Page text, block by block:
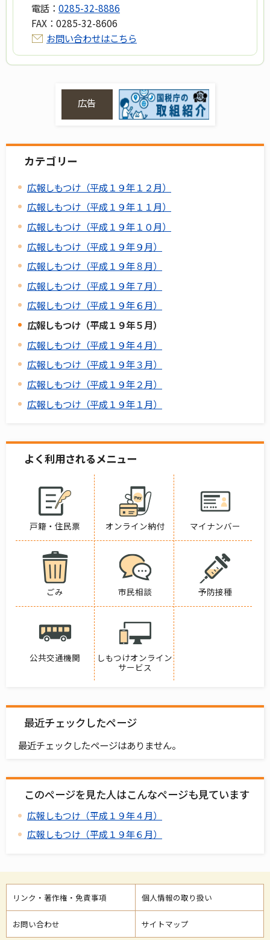
電話： 0285-32-8886
FAX： 0285-32-8606
お問い合わせはこちら
広告
カテゴリー
広報しもつけ（平成１９年１２月）
広報しもつけ（平成１９年１１月）
広報しもつけ（平成１９年１０月）
広報しもつけ（平成１９年９月）
広報しもつけ（平成１９年８月）
広報しもつけ（平成１９年７月）
広報しもつけ（平成１９年６月）
広報しもつけ（平成１９年５月）
広報しもつけ（平成１９年４月）
広報しもつけ（平成１９年３月）
広報しもつけ（平成１９年２月）
広報しもつけ（平成１９年１月）
よく利用されるメニュー
戸籍・住民票 オンライン納付 マイナンバー
ごみ 市民相談 予防接種
公共交通機関
しもつけオンライン
サービス
最近チェックしたページ
最近チェックしたページはありません。
このページを見た人はこんなページも見ています
広報しもつけ（平成１９年４月）
広報しもつけ（平成１９年６月）
リンク・著作権・免責事項 個人情報の取り扱い
お問い合わせ サイトマップ